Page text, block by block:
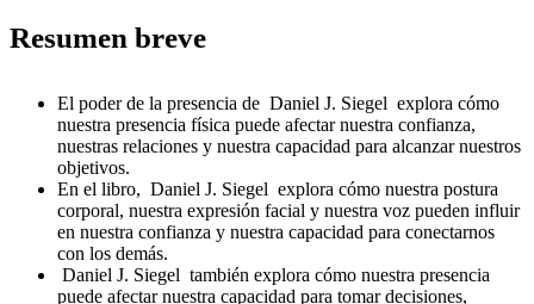
Resumen breve
El poder de la presencia de Daniel J. Siegel explora cómo
nuestra presencia física puede afectar nuestra confianza,
nuestras relaciones y nuestra capacidad para alcanzar nuestros
objetivos.
En el libro, Daniel J. Siegel explora cómo nuestra postura
corporal, nuestra expresión facial y nuestra voz pueden influir
en nuestra confianza y nuestra capacidad para conectarnos
con los demás.
Daniel J. Siegel también explora cómo nuestra presencia
puede afectar nuestra capacidad para tomar decisiones,